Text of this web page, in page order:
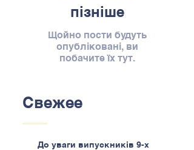
пізніше
Щойно пости будуть
опубліковані, ви
побачите їх тут.
Свежее
До уваги випускників 9-х